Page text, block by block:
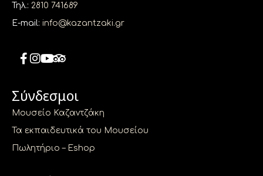
Τηλ.: 2810 741689
E-mail: info@kazantzaki.gr
Σύνδεσμοι
Μουσείο Καζαντζάκη
Τα εκπαιδευτικά του Μουσείου
Πωλητήριο – Eshop